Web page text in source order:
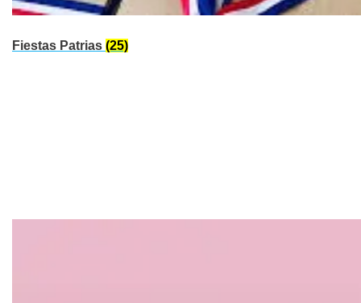
Fiestas Patrias (25)